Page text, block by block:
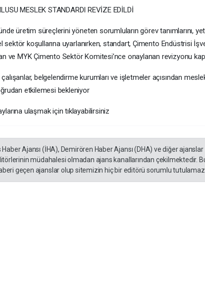
MESLEK STANDARDI REVİZE EDİLDİ
üretim süreçlerini yöneten sorumluların görev tanımlarını,
sektör koşullarına uyarlanırken, standart, Çimento Endüstrisi
ve MYK Çimento Sektör Komitesi’nce onaylanan revizyonu
belgelendirme kurumları ve işletmeler açısından
etkilemesi bekleniyor
ulaşmak için tıklayabilirsiniz
Ajansı (İHA), Demirören Haber Ajansı (DHA) ve diğer
müdahalesi olmadan ajans kanallarından çekilmektedir.
geçen ajanslar olup sitemizin hiç bir editörü sorumlu tutulamaz...